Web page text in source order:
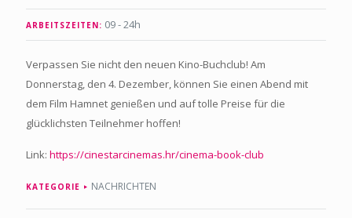
ARBEITSZEITEN: 09 - 24h
Verpassen Sie nicht den neuen Kino-Buchclub! Am
Donnerstag, den 4. Dezember, können Sie einen Abend mit
dem Film Hamnet genießen und auf tolle Preise für die
glücklichsten Teilnehmer hoffen!
Link: https://cinestarcinemas.hr/cinema-book-club
KATEGORIE NACHRICHTEN